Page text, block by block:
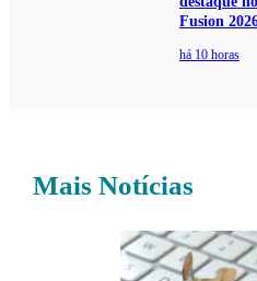
Fusion
há 10 horas
Mais Notícias